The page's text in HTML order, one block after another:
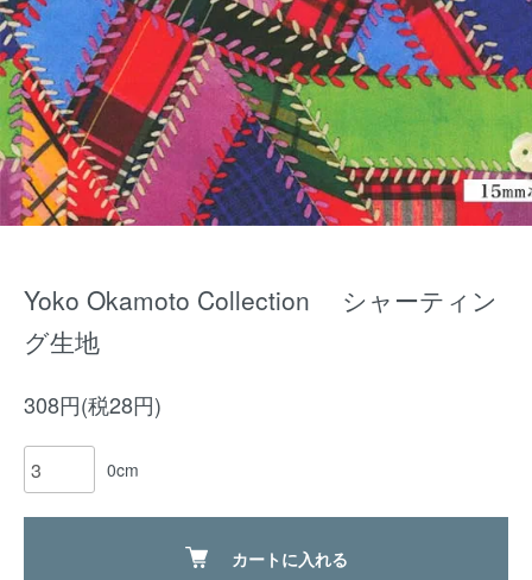
Yoko Okamoto Collection シャーティン
グ生地
308円(税28円)
0cm
カートに入れる